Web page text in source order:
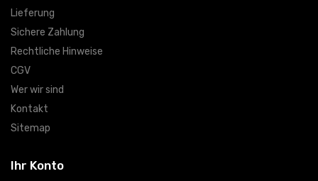
Lieferung
Sichere Zahlung
Rechtliche Hinweise
CGV
Wer wir sind
Kontakt
Sitemap
Ihr Konto